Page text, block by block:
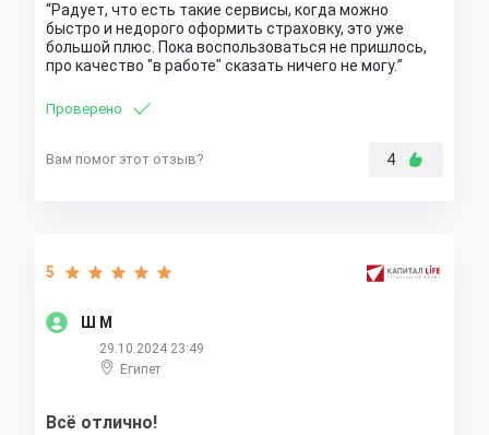
Радует, что есть такие сервисы, когда можно
быстро и недорого оформить страховку, это уже
большой плюс. Пока воспользоваться не пришлось,
про качество "в работе" сказать ничего не могу.
Проверено
Вам помог этот отзыв? 4
Ш М
5
29.10.2024 23:49
Египет
Всё отлично!